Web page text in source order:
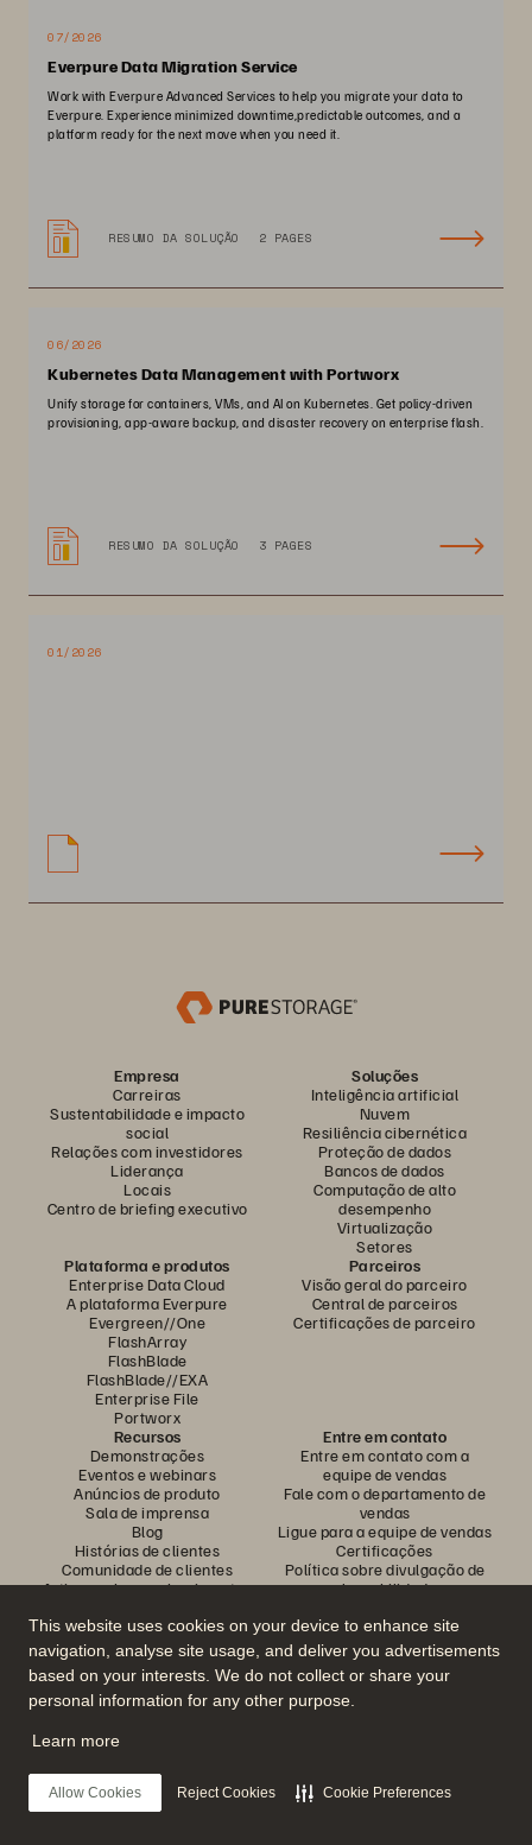
This website uses cookies on your device to enhance site
navigation, analyse site usage, and deliver you advertisements
based on your interests. We do not collect or share your
personal information for any other purpose.
Learn more
Allow Cookies Reject Cookies Cookie Preferences
07/2026
Everpure Data Migration Service
Work with Everpure Advanced Services to help you migrate your data to
Everpure. Experience minimized downtime,predictable outcomes, and a
platform ready for the next move when you need it.
RESUMO DA SOLUÇÃO 2 PAGES
06/2026
Kubernetes Data Management with Portworx
Unify storage for containers, VMs, and AI on Kubernetes. Get policy-driven
provisioning, app-aware backup, and disaster recovery on enterprise flash.
RESUMO DA SOLUÇÃO 3 PAGES
01/2026
Empresa
Carreiras
Sustentabilidade e impacto
social
Relações com investidores
Liderança
Locais
Centro de briefing executivo
Soluções
Inteligência artificial
Nuvem
Resiliência cibernética
Proteção de dados
Bancos de dados
Computação de alto
desempenho
Virtualização
Setores
Plataforma e produtos
Enterprise Data Cloud
A plataforma Everpure
Evergreen//One
FlashArray
FlashBlade
FlashBlade//EXA
Enterprise File
Portworx
Parceiros
Visão geral do parceiro
Central de parceiros
Certificações de parceiro
Recursos
Demonstrações
Eventos e webinars
Anúncios de produto
Sala de imprensa
Blog
Histórias de clientes
Comunidade de clientes
Artigos sobre conhecimentos
Entre em contato
Entre em contato com a
equipe de vendas
Fale com o departamento de
vendas
Ligue para a equipe de vendas
Certificações
Política sobre divulgação de
vulnerabilidades
Participe da conversa
Siga todas as redes sociais da Everpure
© 2026 Everpure, Inc. Todos os direitos reservados.
Privacidade Termos do siteQuestões legais
Central de confiabilidade